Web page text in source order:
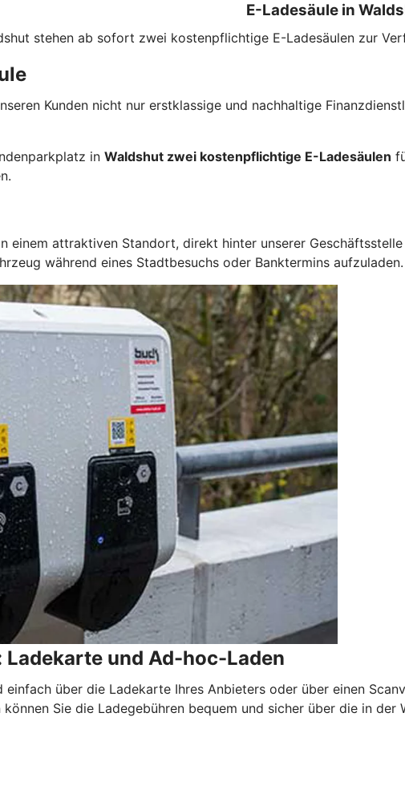
E-Ladesäule in
stehen ab sofort zwei kostenpflichtige E-Ladesäulen zur
Kunden nicht nur erstklassige und nachhaltige
in Waldshut zwei kostenpflichtige E-Ladesäulen
einem attraktiven Standort, direkt hinter unserer
während eines Stadtbesuchs oder Banktermins aufzuladen.
und Ad-hoc-Laden
über die Ladekarte Ihres Anbieters oder über einen
Sie die Ladegebühren bequem und sicher über die in